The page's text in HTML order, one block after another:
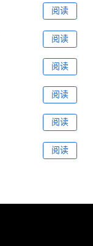
阅读
阅读
阅读
阅读
阅读
阅读